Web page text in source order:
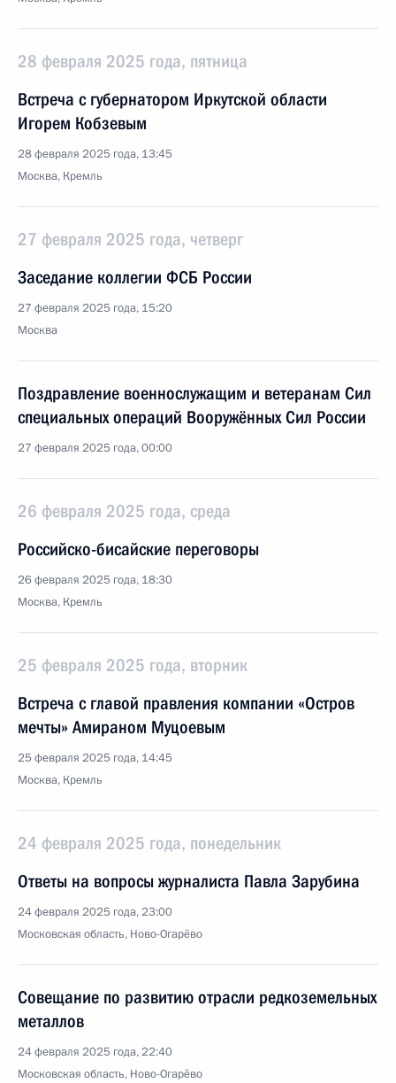
28 февраля 2025 года, пятница
Встреча с губернатором Иркутской области
Игорем Кобзевым
28 февраля 2025 года, 13:45
Москва, Кремль
27 февраля 2025 года, четверг
Заседание коллегии ФСБ России
27 февраля 2025 года, 15:20
Москва
Поздравление военнослужащим и ветеранам Сил
специальных операций Вооружённых Сил России
27 февраля 2025 года, 00:00
26 февраля 2025 года, среда
Российско-бисайские переговоры
26 февраля 2025 года, 18:30
Москва, Кремль
25 февраля 2025 года, вторник
Встреча с главой правления компании «Остров
мечты» Амираном Муцоевым
25 февраля 2025 года, 14:45
Москва, Кремль
24 февраля 2025 года, понедельник
Ответы на вопросы журналиста Павла Зарубина
24 февраля 2025 года, 23:00
Московская область, Ново-Огарёво
Совещание по развитию отрасли редкоземельных
металлов
24 февраля 2025 года, 22:40
Московская область, Ново-Огарёво